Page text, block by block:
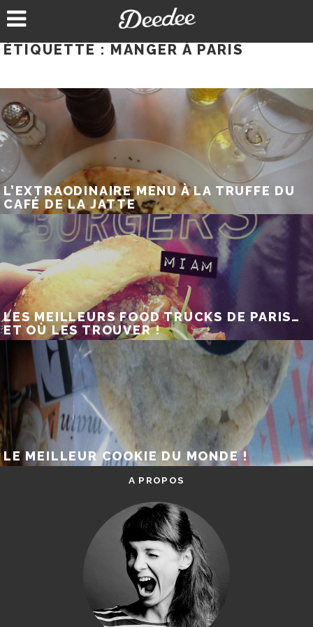
au
ÉTIQUETTE : MANGER À PARIS
L’EXTRAODINAIRE MENU À LA TRUFFE DU
CAFÉ DE LA JATTE
LES MEILLEURS FOOD TRUCKS DE PARIS…
ET OÙ LES TROUVER !
LE MEILLEUR COOKIE DU MONDE !
A PROPOS